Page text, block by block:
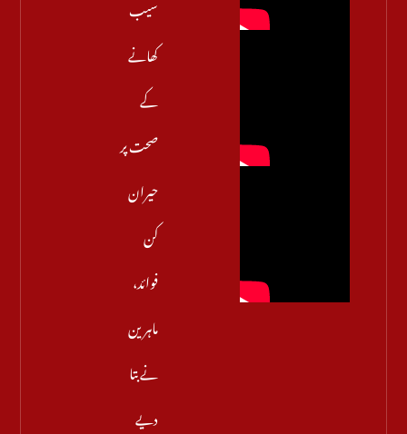
سیب
کھانے
کے
صحت پر
حیران
کن
فوائد،
ماہرین
نے بتا
دیے